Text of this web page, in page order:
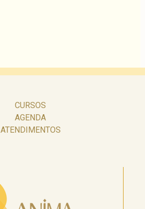
CURSOS
AGENDA
ATENDIMENTOS